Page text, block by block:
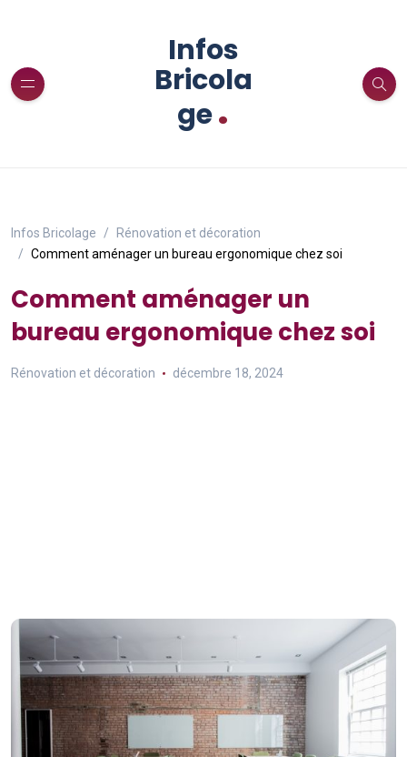
Infos
Bricola
ge.
Infos Bricolage
Rénovation et décoration
Comment aménager un bureau ergonomique chez soi
Comment aménager un
bureau ergonomique chez soi
Rénovation et décoration décembre 18, 2024